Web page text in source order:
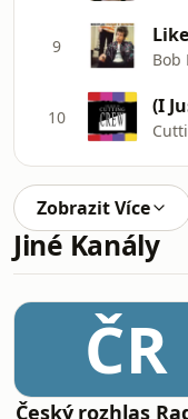
9
Bob
10
Zobrazit Více
Jiné Kanály
ČR